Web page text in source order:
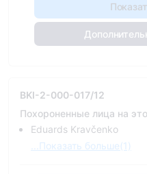
BKI-2-000-017/12
Похороненные лица на
Eduards Kravčenko
...Показать больше(1)